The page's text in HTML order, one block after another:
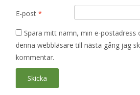
E-post *
Spara mitt namn, min e-postadress
denna webbläsare till nästa gång jag
kommentar.